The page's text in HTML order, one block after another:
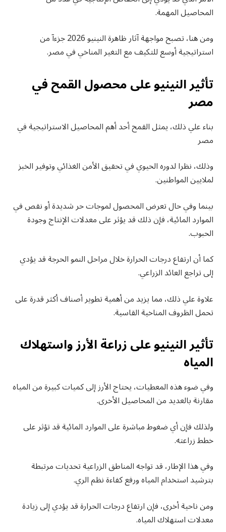
المحاصيل المهمة.
ومن هنا، تصبح مواجهة آثار ظاهرة النينيو 2026 جزءآ من
استراتيجية أوسع للتكيف مع التغير المناخي في مصر.
تأثير النينيو على محصول القمح في
مصر
بناء علي ذلك، يمثل القمح أحد أهم المحاصيل الاستراتيجية في
مصر
وذلك، نظرا لدوره الحيوي في تحقيق الأمن الغذائي وتوفير الخبز
لملايين المواطنين.
بينما وفي حال تعرض المحصول لموجات حر شديدة أو نقص في
الموارد المائية، فإن ذلك قد يؤثر على معدلات الإنتاج وجودة
الحبوب.
كما أن ارتفاع درجات الحرارة خلال مراحل النمو الحرجة قد يؤدي
إلى تراجع العائد الزراعي.
علاوة علي ذلك، مما يزيد من أهمية تطوير أصناف أكثر قدرة على
تحمل الظروف المناخية القاسية.
تأثير النينيو على زراعة الأرز واستهلاك
المياه
وفي ضوء هذه المعطيات، يحتاج الأرز إلى كميات كبيرة من المياه
مقارنة بالعديد من المحاصيل الأخرى.
ولذلك فإن أي ضغوط مباشرة على الموارد المائية قد تؤثر على
خطط زراعته.
وفي هذا الإطار، قد تواجه المناطق الزراعية تحديات مرتبطة
بترشيد استخدام المياه ورفع كفاءة نظم الري.
ومن ناحية أخرى، فإن ارتفاع درجات الحرارة قد يؤدي إلى زيادة
معدلات استهلاك المياه.